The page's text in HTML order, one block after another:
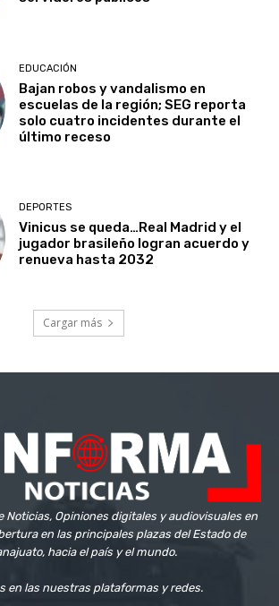
EDUCACIÓN
Bajan robos y vandalismo en
escuelas de la región; SEG reporta
solo cuatro incidentes durante el
último receso
DEPORTES
Vinicus se queda…Real Madrid y el
jugador brasileño logran acuerdo y
renueva hasta 2032
Cargar más
Noticias, Opiniones digitales y audiovisuales en
en las principales plazas del Estado de
hacia el país y el mundo.
en las nuestras plataformas y redes.